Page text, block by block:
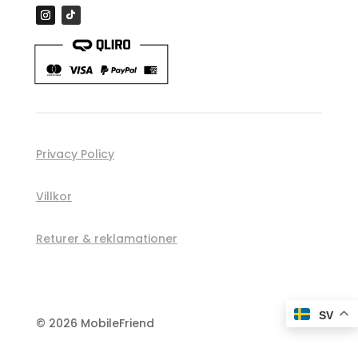
Privacy Policy
Villkor
Returer & reklamationer
© 2026 MobileFriend SV